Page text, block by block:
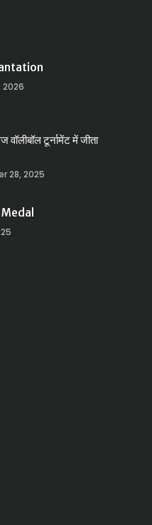
2026
टूर्नामेंट में जीता
28, 2025